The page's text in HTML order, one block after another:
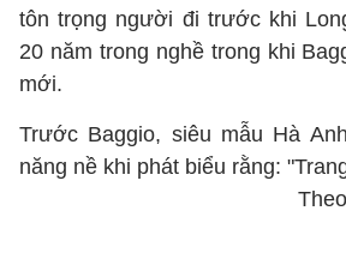
tôn trọng người đi trước khi
20 năm trong nghề trong khi
mới.
Trước Baggio, siêu mẫu Hà
năng nề khi phát biểu rằng: